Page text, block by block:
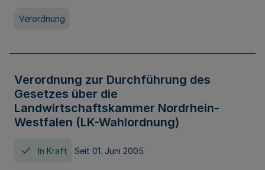
Verordnung
Verordnung zur Durchführung des
Gesetzes über die
Landwirtschaftskammer Nordrhein-
Westfalen (LK-Wahlordnung)
In Kraft Seit 01. Juni 2005